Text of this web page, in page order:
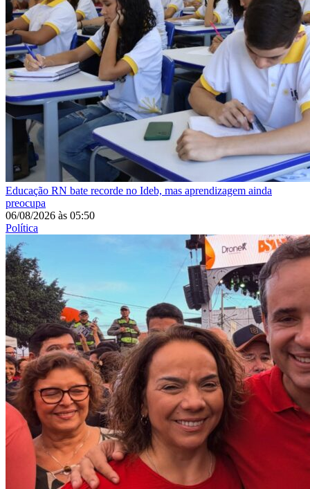
Educação RN bate recorde no Ideb, mas aprendizagem ainda
preocupa
06/08/2026 às 05:50
Política